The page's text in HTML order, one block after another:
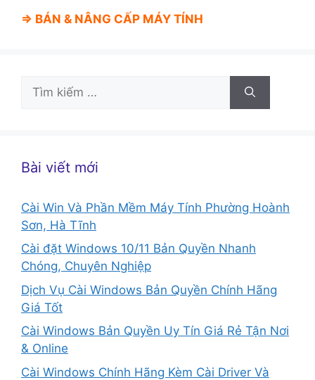
⇒ BÁN & NÂNG CẤP MÁY TÍNH
Tìm
kiếm
Bài viết mới
Cài Win Và Phần Mềm Máy Tính Phường Hoành
Sơn, Hà Tĩnh
Cài đặt Windows 10/11 Bản Quyền Nhanh
Chóng, Chuyên Nghiệp
Dịch Vụ Cài Windows Bản Quyền Chính Hãng
Giá Tốt
Cài Windows Bản Quyền Uy Tín Giá Rẻ Tận Nơi
& Online
Cài Windows Chính Hãng Kèm Cài Driver Và